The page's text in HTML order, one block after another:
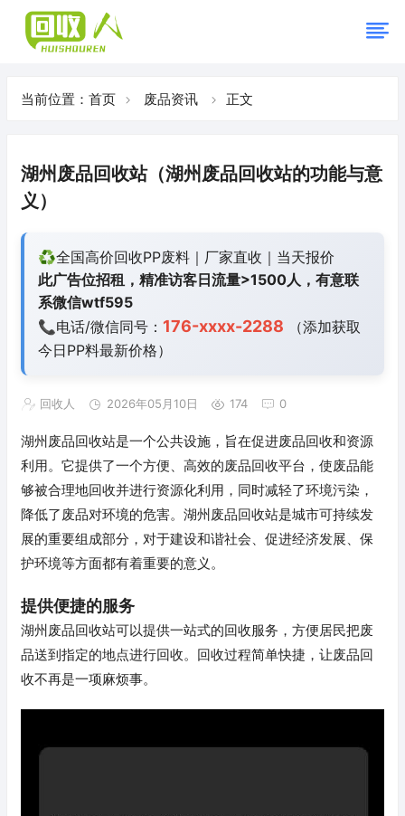
当前位置： 首页 废品资讯 正文
湖州废品回收站（湖州废品回收站的功能与意
义）
♻️全国高价回收PP废料｜厂家直收｜当天报价
此广告位招租，精准访客日流量>1500人，有意联
系微信wtf595
📞电话/微信同号： 176-xxxx-2288 （添加获取
今日PP料最新价格）
回收人 2026年05月10日 174 0
湖州废品回收站是一个公共设施，旨在促进废品回收和资源
利用。它提供了一个方便、高效的废品回收平台，使废品能
够被合理地回收并进行资源化利用，同时减轻了环境污染，
降低了废品对环境的危害。湖州废品回收站是城市可持续发
展的重要组成部分，对于建设和谐社会、促进经济发展、保
护环境等方面都有着重要的意义。
提供便捷的服务
湖州废品回收站可以提供一站式的回收服务，方便居民把废
品送到指定的地点进行回收。回收过程简单快捷，让废品回
收不再是一项麻烦事。